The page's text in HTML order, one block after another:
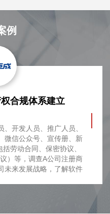
例
合规体系建立
开发人员、推广人员、
微信公众号、宣传册、新
劳动合同、保密协议、
）等，调查A公司注册商
未来发展战略，了解软件
手册》的基础上为A公司
账公司、代理公司签订的